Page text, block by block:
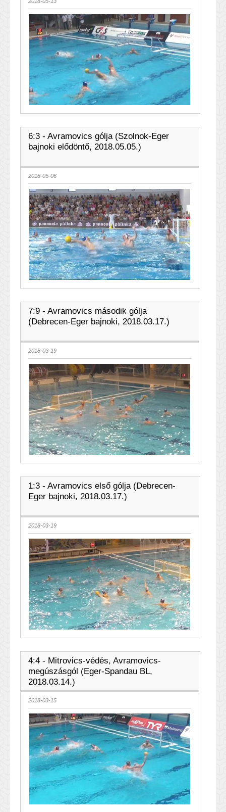
6:3 - Avramovics gólja (Szolnok-Eger
bajnoki elődöntő, 2018.05.05.)
2018-05-06
7:9 - Avramovics második gólja
(Debrecen-Eger bajnoki, 2018.03.17.)
2018-03-19
1:3 - Avramovics első gólja (Debrecen-
Eger bajnoki, 2018.03.17.)
2018-03-19
4:4 - Mitrovics-védés, Avramovics-
megúszásgól (Eger-Spandau BL,
2018.03.14.)
2018-03-15